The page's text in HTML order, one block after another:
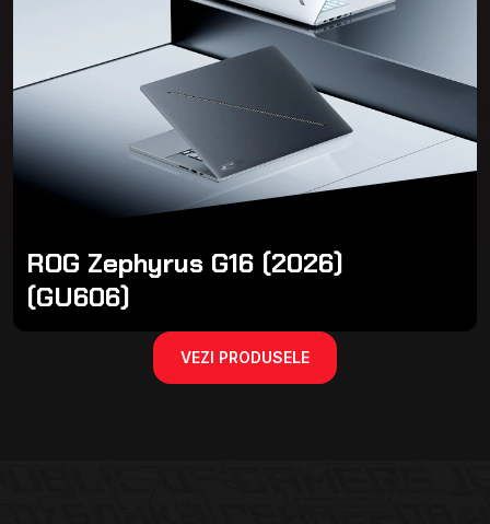
ROG Zephyrus G16 (2026)
(GU606)
VEZI PRODUSELE